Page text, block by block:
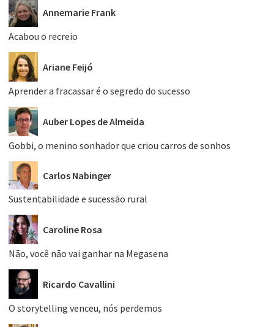
Annemarie Frank
Acabou o recreio
Ariane Feijó
Aprender a fracassar é o segredo do sucesso
Auber Lopes de Almeida
Gobbi, o menino sonhador que criou carros de sonhos
Carlos Nabinger
Sustentabilidade e sucessão rural
Caroline Rosa
Não, você não vai ganhar na Megasena
Ricardo Cavallini
O storytelling venceu, nós perdemos